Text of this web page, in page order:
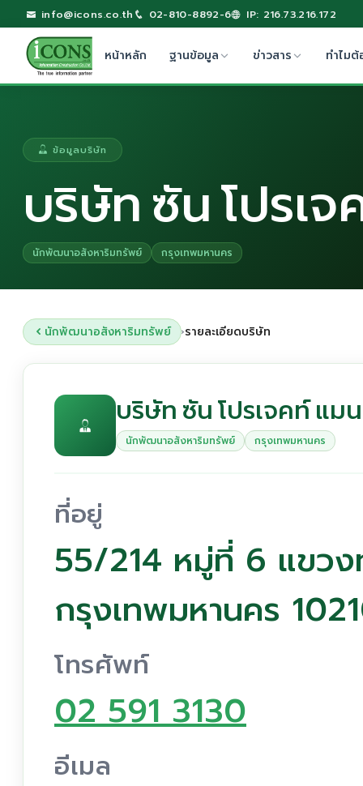
info@icons.co.th 02-810-8892-6 IP: 216.73.216.172
หน้าหลัก ฐานข้อมูล ข่าวสาร ทำไมต้
ข้อมูลบริษัท
บริษัท ซัน โปรเ
นักพัฒนาอสังหาริมทรัพย์ กรุงเทพมหานคร
นักพัฒนาอสังหาริมทรัพย์ ›รายละเอียดบริษัท
บริษัท ซัน โปรเจคท์ แม
นักพัฒนาอสังหาริมทรัพย์ กรุงเทพมหานคร
ที่อยู่
55/214 หมู่ที่ 6 แขว
กรุงเทพมหานคร
โทรศัพท์
02 591 3130
อีเมล